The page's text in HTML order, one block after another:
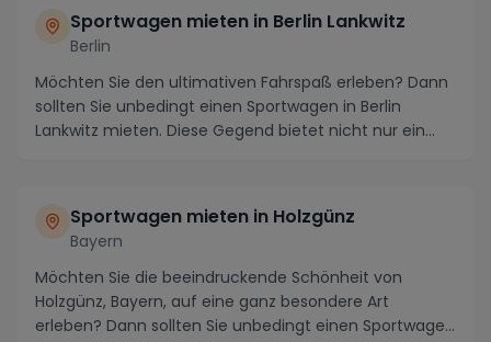
Sportwagen mieten in Berlin Lankwitz
Berlin
Möchten Sie den ultimativen Fahrspaß erleben? Dann
sollten Sie unbedingt einen Sportwagen in Berlin
Lankwitz mieten. Diese Gegend bietet nicht nur ein...
Sportwagen mieten in Holzgünz
Bayern
Möchten Sie die beeindruckende Schönheit von
Holzgünz, Bayern, auf eine ganz besondere Art
erleben? Dann sollten Sie unbedingt einen Sportwagen